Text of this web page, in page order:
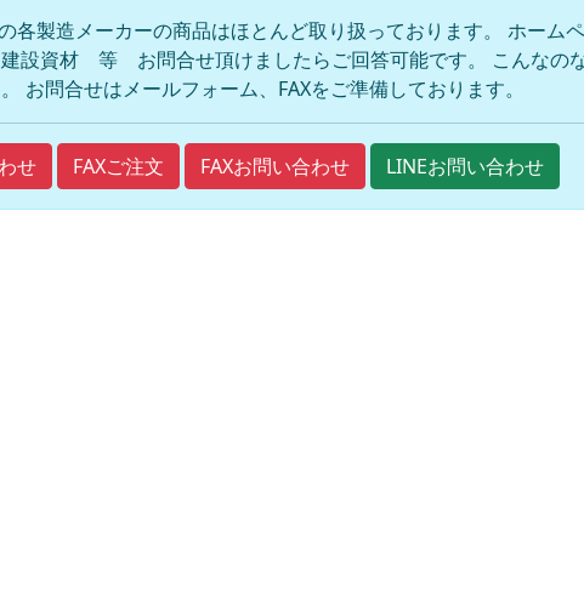
各製造メーカーの商品はほとんど取り扱っております。 ホーム
資材 等 お問合せ頂けましたらご回答可能です。 こんなのな
お問合せはメールフォーム、FAXをご準備しております。
せ FAXご注文 FAXお問い合わせ LINEお問い合わせ